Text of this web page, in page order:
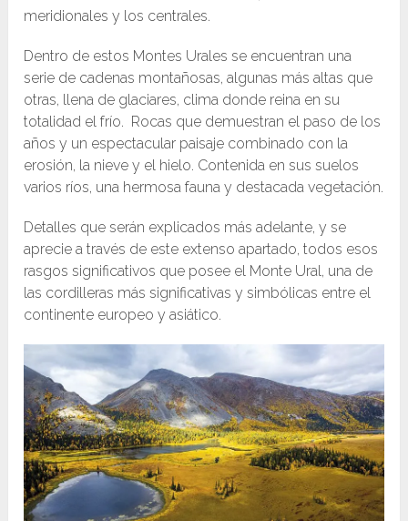
meridionales y los centrales.
Dentro de estos Montes Urales se encuentran una
serie de cadenas montañosas, algunas más altas que
otras, llena de glaciares, clima donde reina en su
totalidad el frío. Rocas que demuestran el paso de los
años y un espectacular paisaje combinado con la
erosión, la nieve y el hielo. Contenida en sus suelos
varios ríos, una hermosa fauna y destacada vegetación.
Detalles que serán explicados más adelante, y se
aprecie a través de este extenso apartado, todos esos
rasgos significativos que posee el Monte Ural, una de
las cordilleras más significativas y simbólicas entre el
continente europeo y asiático.